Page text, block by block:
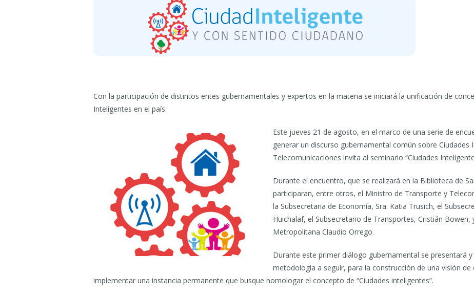
Con la participación de distintos entes gubernamentales y expertos en la materia se iniciará la unificación de
Inteligentes en el país.
Este jueves 21 de agosto, en el marco de una serie de
generar un discurso gubernamental común sobre Ciudades
Telecomunicaciones invita al seminario “Ciudades
Durante el encuentro, que se realizará en la Biblioteca de
participaran, entre otros, el Ministro de Transporte y
la Subsecretaria de Economía, Sra. Katia Trusich, el
Huichalaf, el Subsecretario de Transportes, Cristián Bowen,
Metropolitana Claudio Orrego.
Durante este primer diálogo gubernamental se presentará
metodología a seguir, para la construcción de una visión de
implementar una instancia permanente que busque homologar el concepto de “Ciudades inteligentes”.